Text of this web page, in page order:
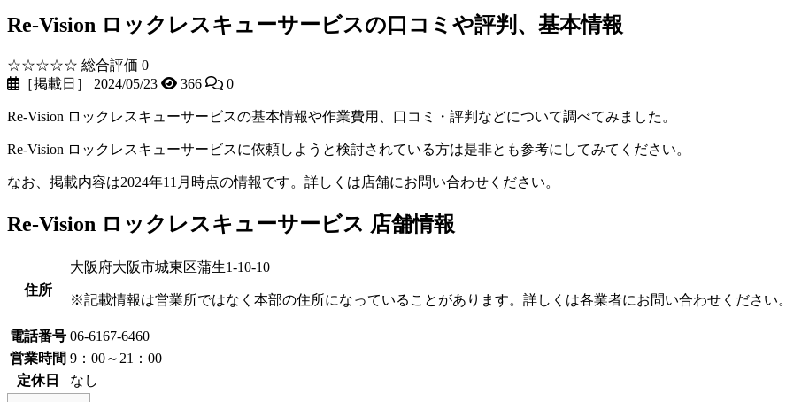
Re-Vision ロックレスキューサービスの口コミや評判、基本情報
☆☆☆☆☆ 総合評価 0
［掲載日］ 2024/05/23
366 0
Re-Vision ロックレスキューサービスの基本情報や作業費用、口コミ・評判などについて調べてみました。
Re-Vision ロックレスキューサービスに依頼しようと検討されている方は是非とも参考にしてみてください。
なお、掲載内容は2024年11月時点の情報です。詳しくは店舗にお問い合わせください。
Re-Vision ロックレスキューサービス 店舗情報
住所
大阪府大阪市城東区蒲生1-10-10
※記載情報は営業所ではなく本部の住所になっていることがあります。詳しくは各業者にお問い合わせください。
電話番号 06-6167-6460
営業時間 9：00～21：00
定休日
なし